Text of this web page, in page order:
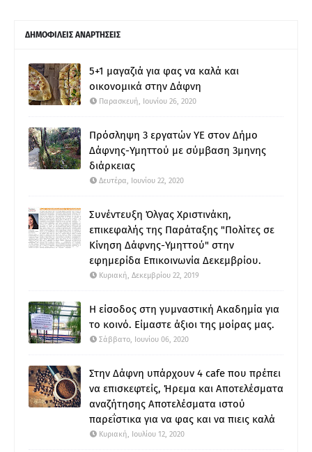
ΔΗΜΟΦΙΛΕΙΣ ΑΝΑΡΤΗΣΕΙΣ
5+1 μαγαζιά για φας να καλά και
οικονομικά στην Δάφνη
Παρασκευή, Ιουνίου 26, 2020
Πρόσληψη 3 εργατών ΥΕ στον Δήμο
Δάφνης-Υμηττού με σύμβαση 3μηνης
διάρκειας
Δευτέρα, Ιουνίου 22, 2020
Συνέντευξη Όλγας Χριστινάκη,
επικεφαλής της Παράταξης "Πολίτες σε
Κίνηση Δάφνης-Υμηττού" στην
εφημερίδα Επικοινωνία Δεκεμβρίου.
Κυριακή, Δεκεμβρίου 22, 2019
Η είσοδος στη γυμναστική Ακαδημία για
το κοινό. Είμαστε άξιοι της μοίρας μας.
Σάββατο, Ιουνίου 06, 2020
Στην Δάφνη υπάρχουν 4 cafe που πρέπει
να επισκεφτείς, Ήρεμα και Αποτελέσματα
αναζήτησης Αποτελέσματα ιστού
παρεΐστικα για να φας και να πιεις καλά
Κυριακή, Ιουλίου 12, 2020